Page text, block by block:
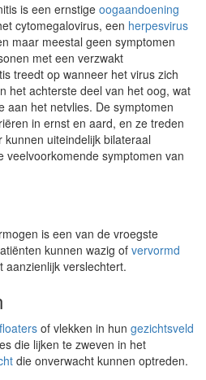
is een ernstige oogaandoening
cytomegalovirus, een herpesvirus
maar meestal geen symptomen
met een verzwakt
treedt op wanneer het virus zich
het achterste deel van het oog, wat
aan het netvlies. De symptomen
in ernst en aard, en ze treden
uiteindelijk bilateraal
veelvoorkomende symptomen van
is een van de vroegste
kunnen wazig of vervormd
aanzienlijk verslechtert.
floaters of vlekken in hun gezichtsveld
die lijken te zweven in het
die onverwacht kunnen optreden.